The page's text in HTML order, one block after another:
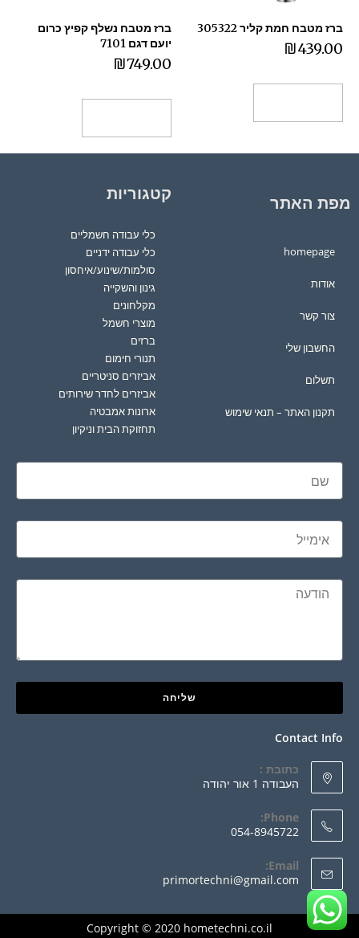
ברז מטבח חמת קליר 305322
₪439.00
ברז מטבח נשלף קפיץ כרום
יועם דגם 7101
₪749.00
מפת האתר
homepage
אודות
צור קשר
החשבון שלי
תשלום
תקנון האתר – תנאי שימוש
קטגוריות
כלי עבודה חשמליים
כלי עבודה ידניים
סולמות/שינוע/איחסון
גינון והשקייה
מקלחונים
מוצרי חשמל
ברזים
תנורי חימום
אביזרים סניטריים
אביזרים לחדר שירותים
ארונות אמבטיה
תחזוקת הבית וניקיון
שליחה
Contact Info
כתובת :
העבודה 1 אור יהודה
Phone:
054-8945722
Email:
primortechni@gmail.com
Copyright © 2020 hometechni.co.il